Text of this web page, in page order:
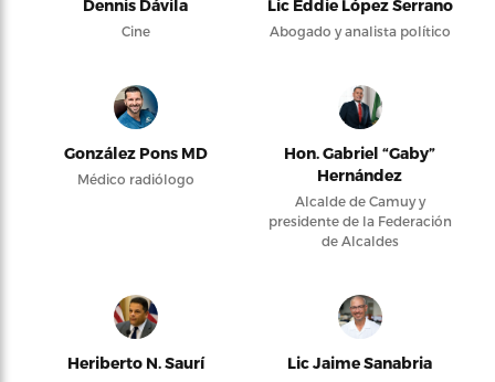
Dennis Dávila
Cine
Lic Eddie López Serrano
Abogado y analista político
González Pons MD
Médico radiólogo
Hon. Gabriel “Gaby”
Hernández
Alcalde de Camuy y
presidente de la Federación
de Alcaldes
Heriberto N. Saurí Lic Jaime Sanabria